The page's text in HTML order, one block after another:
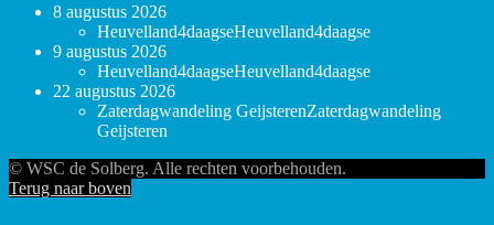
8 augustus 2026
Heuvelland4daagseHeuvelland4daagse
9 augustus 2026
Heuvelland4daagseHeuvelland4daagse
22 augustus 2026
Zaterdagwandeling GeijsterenZaterdagwandeling
Geijsteren
© WSC de Solberg. Alle rechten voorbehouden.
Terug naar boven